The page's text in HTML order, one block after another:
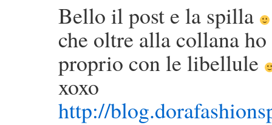
Bello il post e la spilla
che oltre alla collana
proprio con le libellule
xoxo
http://